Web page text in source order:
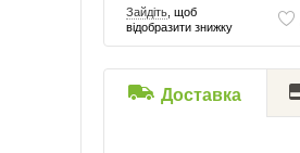
Зайдіть, щоб
відобразити знижку
Доставка